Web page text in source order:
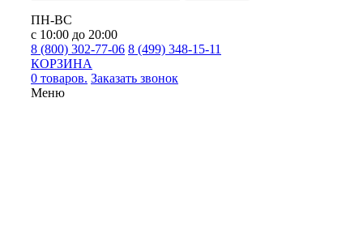
ПН-ВС
с 10:00 до 20:00
8 (800) 302-77-06 8 (499) 348-15-11
КОРЗИНА
0 товаров. Заказать звонок
Меню